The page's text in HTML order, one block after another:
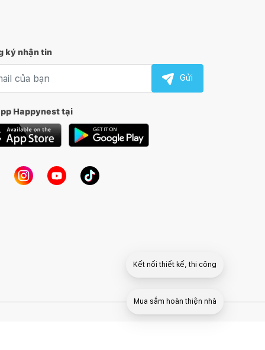
ký nhận tin
Gửi
Happynest tại
Kết nối thiết kế, thi công
Mua sắm hoàn thiện nhà